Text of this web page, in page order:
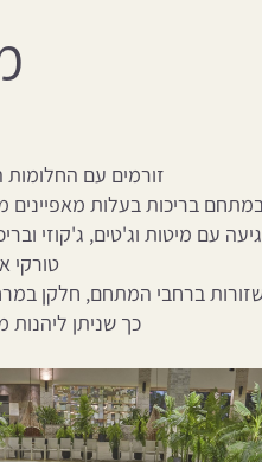
זורמים עם החלומות
בריכות בעלות מאפיינים
עם מיטות וג'טים, ג'קוזי
טורקי
ברחבי המתחם, חלקן
כך שניתן ליהנות